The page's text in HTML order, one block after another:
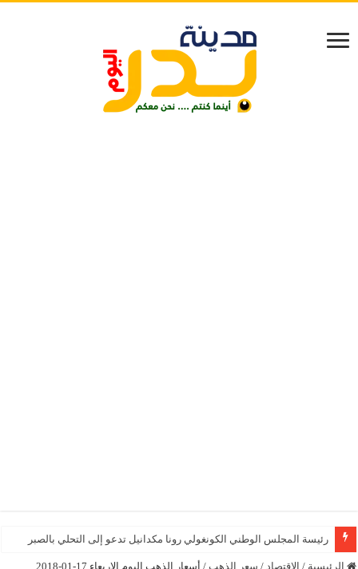
رئيسة المجلس الوطني الكونغولي رونا مكدانيل تدعو إلى التحلي بالصبر حتى
الرئيسية / الإقتصاد / سعر الذهب /
أسعار الذهب اليوم الاربعاء 17-01-2018